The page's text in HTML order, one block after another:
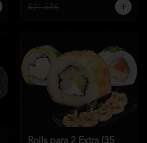
$21.586
Rolls para 2 Extra (35